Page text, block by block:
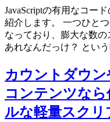
JavaScriptの有用なコー
紹介します。 一つひと
なっており、膨大な数の
あれなんだっけ？ とい
カウントダウ
コンテンツな
ルな軽量スクリ